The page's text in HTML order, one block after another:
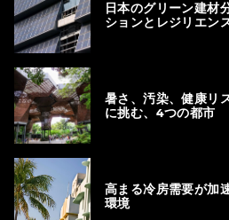
日本のグリーン建材
ションとレジリエン
暑さ、汚染、健康リ
に挑む、4つの都市
高まる冷房需要が加
環境